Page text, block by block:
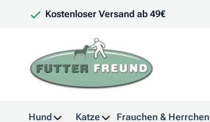
Kostenloser Versand ab 49€
Hund
Katze
Frauchen & Herrchen